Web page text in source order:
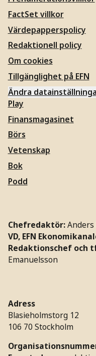
FactSet villkor
Värdepapperspolicy
Redaktionell policy
Om cookies
Tillgänglighet på EFN
Ändra
Play
Finansmagasinet
Börs
Vetenskap
Bok
Podd
Chefredaktör:Anders
VD, EFN
Redaktionschef och
Emanuelsson
Adress
Blasieholmstorg 12
106 70 Stockholm